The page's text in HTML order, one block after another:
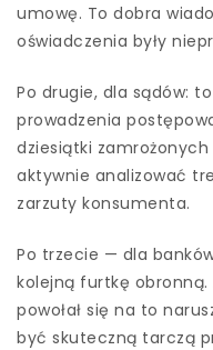
umowę. To dobra
oświadczenia były
Po drugie, dla sądów:
prowadzenia
dziesiątki zamrożonych
aktywnie analizować
zarzuty konsumenta.
Po trzecie — dla
kolejną furtkę obronną.
powołał się na to
być skuteczną tarczą